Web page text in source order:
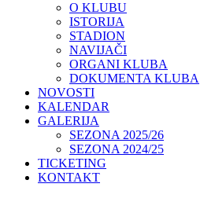
O KLUBU
ISTORIJA
STADION
NAVIJAČI
ORGANI KLUBA
DOKUMENTA KLUBA
NOVOSTI
KALENDAR
GALERIJA
SEZONA 2025/26
SEZONA 2024/25
TICKETING
KONTAKT